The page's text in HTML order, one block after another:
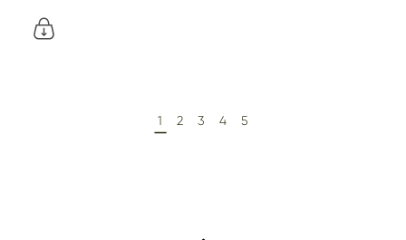
1 2 3 4 5